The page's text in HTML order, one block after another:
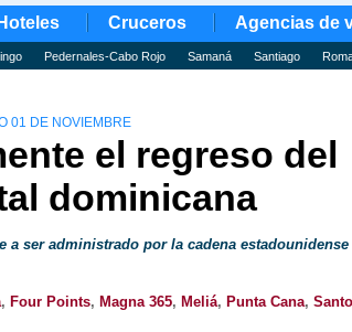
Hoteles Cruceros Agencias de
Pedernales-Cabo Rojo Samaná Santiago
01 DE NOVIEMBRE
el regreso del
dominicana
ser administrado por la cadena estadounidense
, Four Points, Magna 365, Meliá, Punta Cana, Santo